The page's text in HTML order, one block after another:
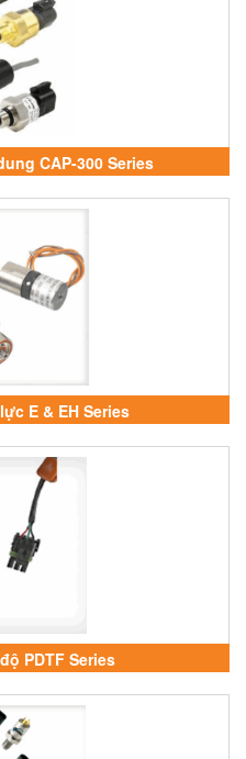
CAP-300 Series
E & EH Series
PDTF Series